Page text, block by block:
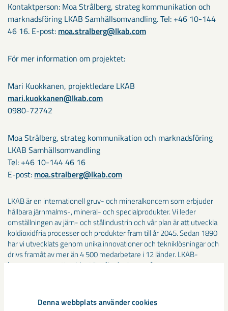
Denna webbplats använder cookies
Kontaktperson: Moa Strålberg, strateg kommunikation och
marknadsföring LKAB Samhällsomvandling. Tel: +46 10-144
46 16. E-post: moa.stralberg@lkab.com
För mer information om projektet:
Mari Kuokkanen, projektledare LKAB
mari.kuokkanen@lkab.com
0980-72742
Moa Strålberg, strateg kommunikation och marknadsföring
LKAB Samhällsomvandling
Tel: +46 10-144 46 16
E-post: moa.stralberg@lkab.com
LKAB är en internationell gruv- och mineralkoncern som erbjuder
hållbara järnmalms-, mineral- och specialprodukter. Vi leder
omställningen av järn- och stålindustrin och vår plan är att utveckla
koldioxidfria processer och produkter fram till år 2045. Sedan 1890
har vi utvecklats genom unika innovationer och tekniklösningar och
drivs framåt av mer än 4 500 medarbetare i 12 länder. LKAB-
koncernen omsatte cirka 49 miljarder kronor år